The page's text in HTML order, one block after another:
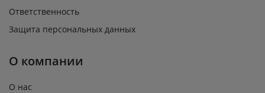
Ответственность
Защита персональных данных
О компании
О нас